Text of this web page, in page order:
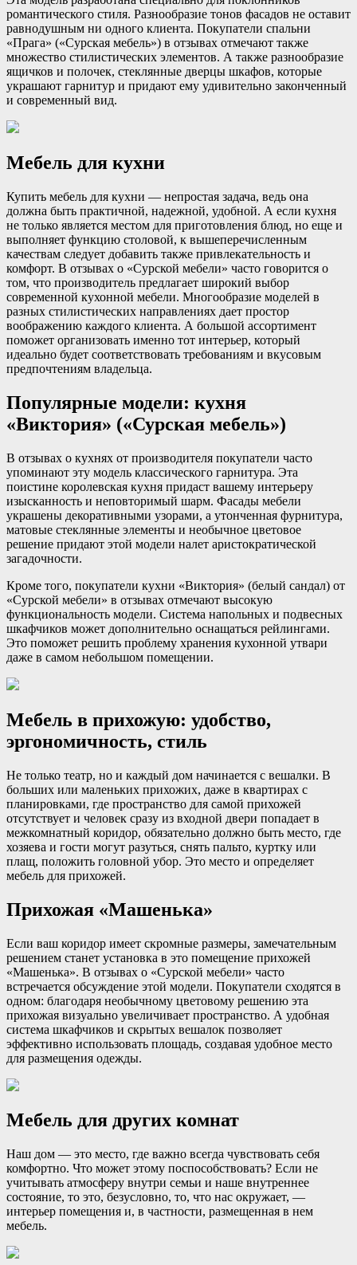
романтического стиля. Разнообразие тонов фасадов не оставит
равнодушным ни одного клиента. Покупатели спальни
«Прага» («Сурская мебель») в отзывах отмечают также
множество стилистических элементов. А также разнообразие
ящичков и полочек, стеклянные дверцы шкафов, которые
украшают гарнитур и придают ему удивительно законченный
и современный вид.
Мебель для кухни
Купить мебель для кухни — непростая задача, ведь она
должна быть практичной, надежной, удобной. А если кухня
не только является местом для приготовления блюд, но еще и
выполняет функцию столовой, к вышеперечисленным
качествам следует добавить также привлекательность и
комфорт. В отзывах о «Сурской мебели» часто говорится о
том, что производитель предлагает широкий выбор
современной кухонной мебели. Многообразие моделей в
разных стилистических направлениях дает простор
воображению каждого клиента. А большой ассортимент
поможет организовать именно тот интерьер, который
идеально будет соответствовать требованиям и вкусовым
предпочтениям владельца.
Популярные модели: кухня
«Виктория» («Сурская мебель»)
В отзывах о кухнях от производителя покупатели часто
упоминают эту модель классического гарнитура. Эта
поистине королевская кухня придаст вашему интерьеру
изысканность и неповторимый шарм. Фасады мебели
украшены декоративными узорами, а утонченная фурнитура,
матовые стеклянные элементы и необычное цветовое
решение придают этой модели налет аристократической
загадочности.
Кроме того, покупатели кухни «Виктория» (белый сандал) от
«Сурской мебели» в отзывах отмечают высокую
функциональность модели. Система напольных и подвесных
шкафчиков может дополнительно оснащаться рейлингами.
Это поможет решить проблему хранения кухонной утвари
даже в самом небольшом помещении.
Мебель в прихожую: удобство,
эргономичность, стиль
Не только театр, но и каждый дом начинается с вешалки. В
больших или маленьких прихожих, даже в квартирах с
планировками, где пространство для самой прихожей
отсутствует и человек сразу из входной двери попадает в
межкомнатный коридор, обязательно должно быть место, где
хозяева и гости могут разуться, снять пальто, куртку или
плащ, положить головной убор. Это место и определяет
мебель для прихожей.
Прихожая «Машенька»
Если ваш коридор имеет скромные размеры, замечательным
решением станет установка в это помещение прихожей
«Машенька». В отзывах о «Сурской мебели» часто
встречается обсуждение этой модели. Покупатели сходятся в
одном: благодаря необычному цветовому решению эта
прихожая визуально увеличивает пространство. А удобная
система шкафчиков и скрытых вешалок позволяет
эффективно использовать площадь, создавая удобное место
для размещения одежды.
Мебель для других комнат
Наш дом — это место, где важно всегда чувствовать себя
комфортно. Что может этому поспособствовать? Если не
учитывать атмосферу внутри семьи и наше внутреннее
состояние, то это, безусловно, то, что нас окружает, —
интерьер помещения и, в частности, размещенная в нем
мебель.